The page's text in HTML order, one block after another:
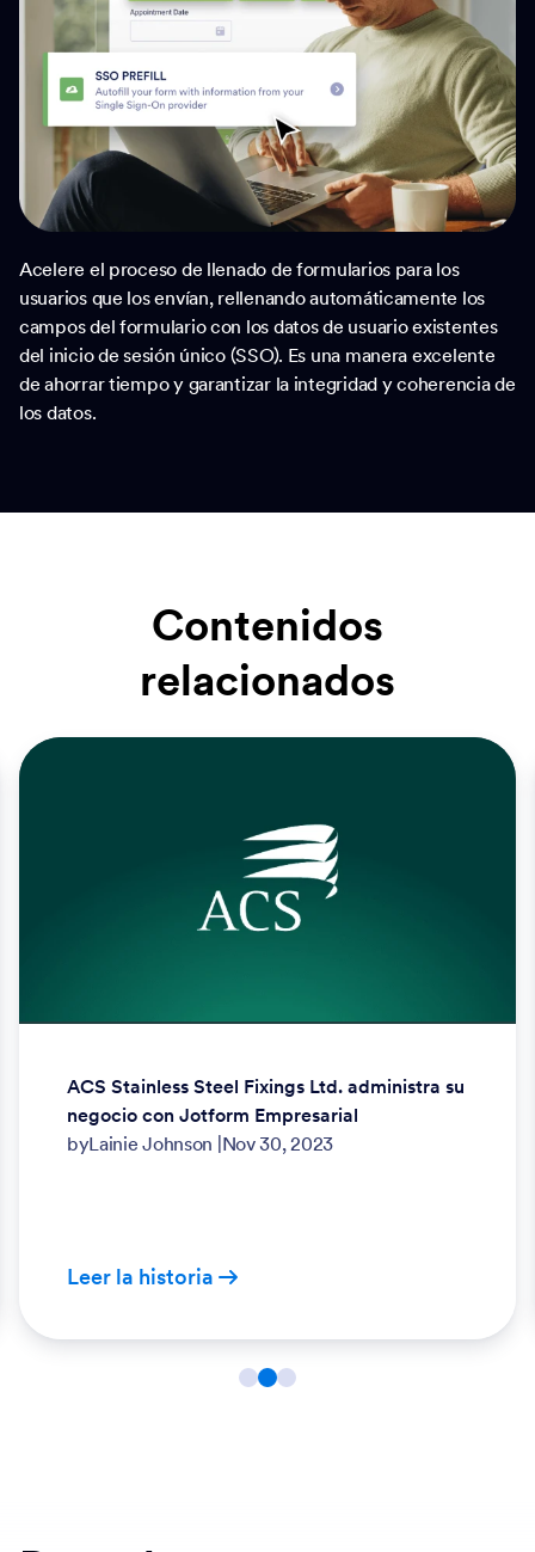
Acelere el proceso de llenado de formularios para los
usuarios que los envían, rellenando automáticamente los
campos del formulario con los datos de usuario existentes
del inicio de sesión único (SSO). Es una manera excelente
de ahorrar tiempo y garantizar la integridad y coherencia de
los datos.
Contenidos
relacionados
Cómo OrthoIllinois mejora las experiencias y
decisiones usando Jotform Empresarial
byLainie Johnson |Mar 28, 2024
Leer la historia